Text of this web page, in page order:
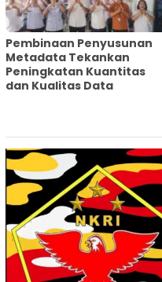
Pembinaan Penyusunan
Metadata Tekankan
Peningkatan Kuantitas
dan Kualitas Data